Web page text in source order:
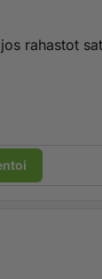
rahastot